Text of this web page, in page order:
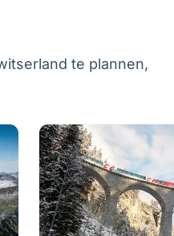
naar Zwitserland
het meer, van
te plannen,